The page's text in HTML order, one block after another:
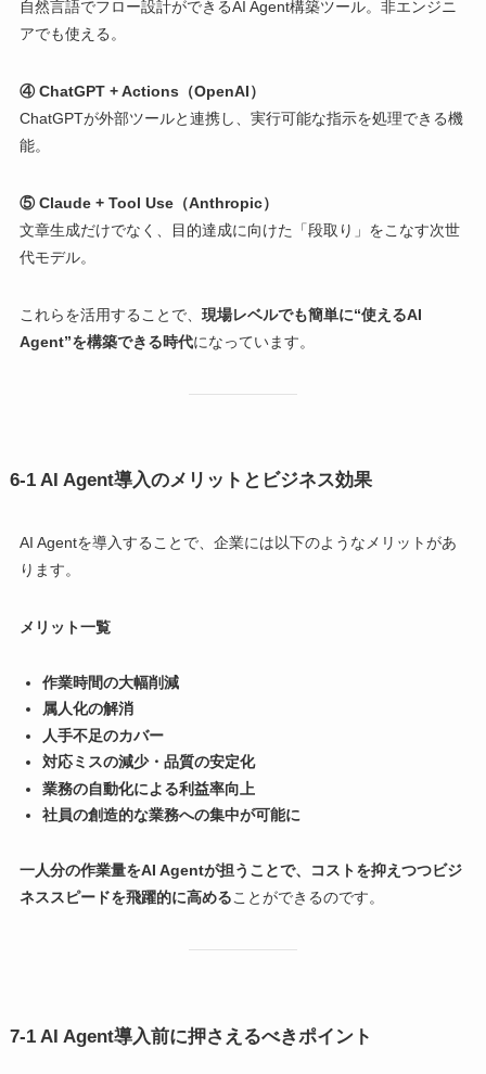
自然言語でフロー設計ができるAI Agent構築ツール。非エンジニ
アでも使える。
④ ChatGPT + Actions（OpenAI）
ChatGPTが外部ツールと連携し、実行可能な指示を処理できる機
能。
⑤ Claude + Tool Use（Anthropic）
文章生成だけでなく、目的達成に向けた「段取り」をこなす次世
代モデル。
これらを活用することで、 現場レベルでも簡単に“使えるAI
Agent”を構築できる時代になっています。
6-1 AI Agent導入のメリットとビジネス効果
AI Agentを導入することで、企業には以下のようなメリットがあ
ります。
メリット一覧
作業時間の大幅削減
属人化の解消
人手不足のカバー
対応ミスの減少・品質の安定化
業務の自動化による利益率向上
社員の創造的な業務への集中が可能に
一人分の作業量をAI Agentが担うことで、コストを抑えつつビジ
ネススピードを飛躍的に高めることができるのです。
7-1 AI Agent導入前に押さえるべきポイント